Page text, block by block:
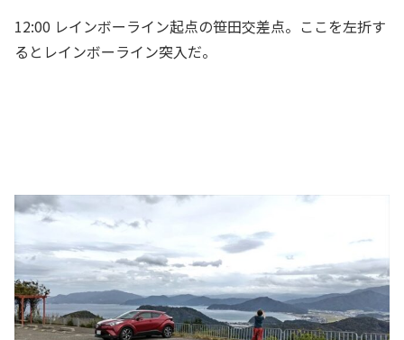
12:00 レインボーライン起点の笹田交差点。ここを左折す
るとレインボーライン突入だ。